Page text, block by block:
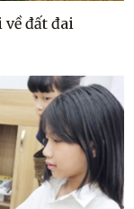
đất đai